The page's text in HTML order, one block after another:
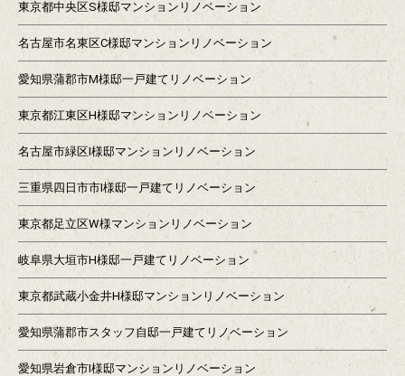
東京都中央区S様邸マンションリノベーション
名古屋市名東区C様邸マンションリノベーション
愛知県蒲郡市M様邸一戸建てリノベーション
東京都江東区H様邸マンションリノベーション
名古屋市緑区I様邸マンションリノベーション
三重県四日市市I様邸一戸建てリノベーション
東京都足立区W様マンションリノベーション
岐阜県大垣市H様邸一戸建てリノベーション
東京都武蔵小金井H様邸マンションリノベーション
愛知県蒲郡市スタッフ自邸一戸建てリノベーション
愛知県岩倉市I様邸マンションリノベーション